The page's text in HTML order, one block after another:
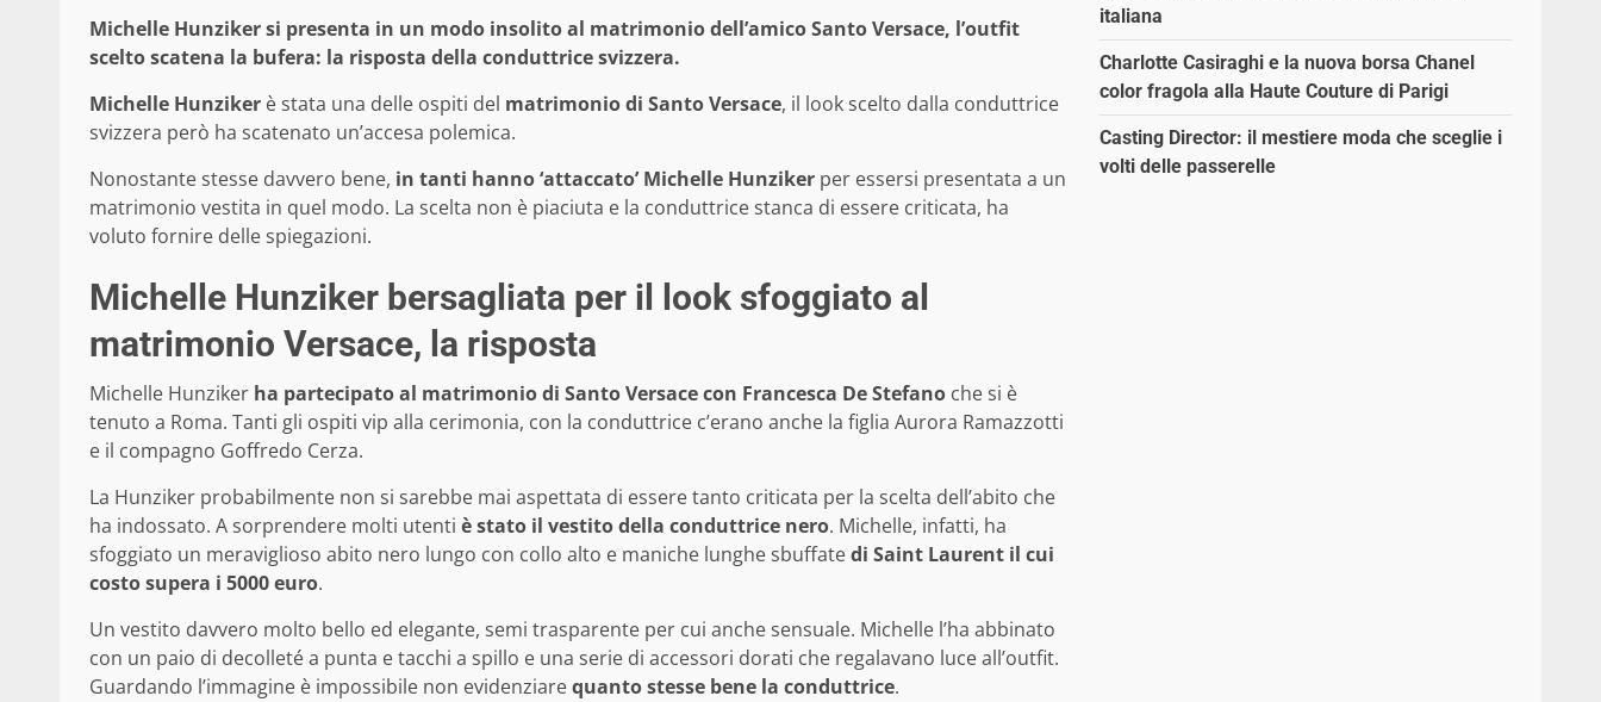
Michelle Hunziker si presenta in un modo insolito al matrimonio dell’amico Santo Versace, l’outfit
scelto scatena la bufera: la risposta della conduttrice svizzera.
Michelle Hunziker è stata una delle ospiti del matrimonio di Santo Versace, il look scelto dalla conduttrice
svizzera però ha scatenato un’accesa polemica.
Nonostante stesse davvero bene, in tanti hanno ‘attaccato’ Michelle Hunziker per essersi presentata a un
matrimonio vestita in quel modo. La scelta non è piaciuta e la conduttrice stanca di essere criticata, ha
voluto fornire delle spiegazioni.
Michelle Hunziker bersagliata per il look sfoggiato al
matrimonio Versace, la risposta
Michelle Hunziker ha partecipato al matrimonio di Santo Versace con Francesca De Stefano che si è
tenuto a Roma. Tanti gli ospiti vip alla cerimonia, con la conduttrice c’erano anche la figlia Aurora Ramazzotti
e il compagno Goffredo Cerza.
La Hunziker probabilmente non si sarebbe mai aspettata di essere tanto criticata per la scelta dell’abito che
ha indossato. A sorprendere molti utenti è stato il vestito della conduttrice nero. Michelle, infatti, ha
sfoggiato un meraviglioso abito nero lungo con collo alto e maniche lunghe sbuffatedi Saint Laurent il cui
costo supera i 5000 euro.
Un vestito davvero molto bello ed elegante, semi trasparente per cui anche sensuale. Michelle l’ha abbinato
con un paio di decolleté a punta e tacchi a spillo e una serie di accessori dorati che regalavano luce all’outfit.
Guardando l’immagine è impossibile non evidenziarequanto stesse bene la conduttrice.
italiana
Charlotte Casiraghi e la nuova borsa Chanel
color fragola alla Haute Couture di Parigi
Casting Director: il mestiere moda che sceglie i
volti delle passerelle